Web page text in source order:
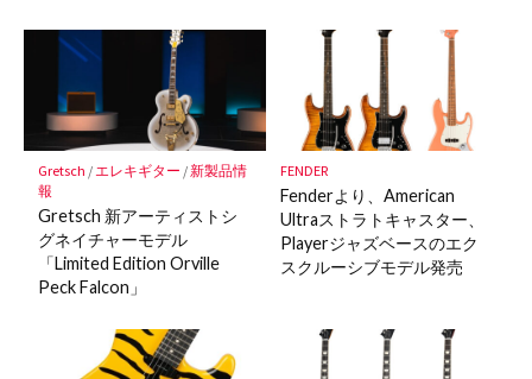
Gretsch /エレキギター /新製品情
報
Gretsch 新アーティストシ
グネイチャーモデル
「Limited Edition Orville
Peck Falcon」
FENDER
Fenderより、American
Ultraストラトキャスター、
Playerジャズベースのエク
スクルーシブモデル発売